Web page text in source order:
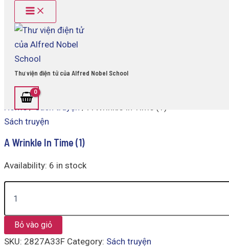
content
Main
Menu
Thư viện điện tử của Alfred Nobel School
Home/Sách truyện / A Wrinkle In Time (1)
Sách truyện
A Wrinkle In Time (1)
Availability: 6 in stock
Wrinkle
quantity
Bỏ vào giỏ
SKU: 2827A33F Category: Sách truyện